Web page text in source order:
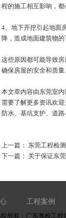
程的施工相互影响，
4、地下开挖引起地面
降，造成地面建筑物的
这些原因都可能导致
确保房屋的安全和质量
本文章内容由东莞室内
需要了解更多资讯欢
防水、基坑支护、道
上一篇： 东莞工程检
下一篇： 关于保证东
工程案例
权所有：广东粤检工